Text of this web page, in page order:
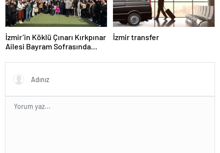
İzmir’in Köklü Çınarı Kırkpınar
Ailesi Bayram Sofrasında
İzmir transfer